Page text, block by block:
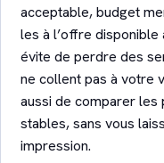
acceptable, budget
les à l’offre
évite de perdre des
ne collent pas à votre
aussi de comparer
stables, sans vous
impression.